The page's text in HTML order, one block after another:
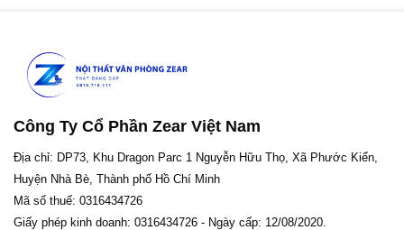
Công Ty Cổ Phần Zear Việt Nam
Địa chỉ: DP73, Khu Dragon Parc 1 Nguyễn Hữu Thọ, Xã Phước Kiển,
Huyện Nhà Bè, Thành phố Hồ Chí Minh
Mã số thuế: 0316434726
Giấy phép kinh doanh: 0316434726 - Ngày cấp: 12/08/2020.